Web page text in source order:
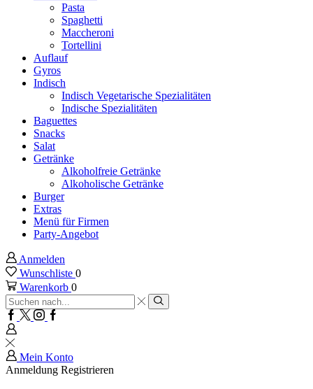
Pasta
Spaghetti
Maccheroni
Tortellini
Auflauf
Gyros
Indisch
Indisch Vegetarische Spezialitäten
Indische Spezialitäten
Baguettes
Snacks
Salat
Getränke
Alkoholfreie Getränke
Alkoholische Getränke
Burger
Extras
Menü für Firmen
Party-Angebot
Anmelden
Wunschliste 0
Warenkorb 0
Sucheingabe
Suche
Facebook
TwitterInstagram
Google
Mein Konto
Anmeldung Registrieren